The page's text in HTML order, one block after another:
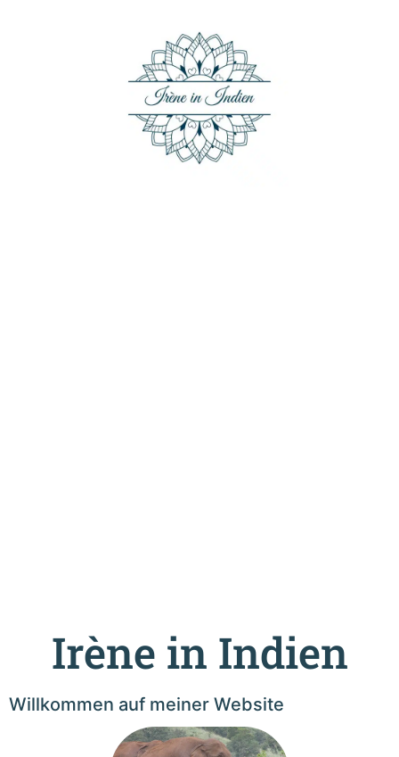
Irène in Indien
Willkommen auf meiner Website